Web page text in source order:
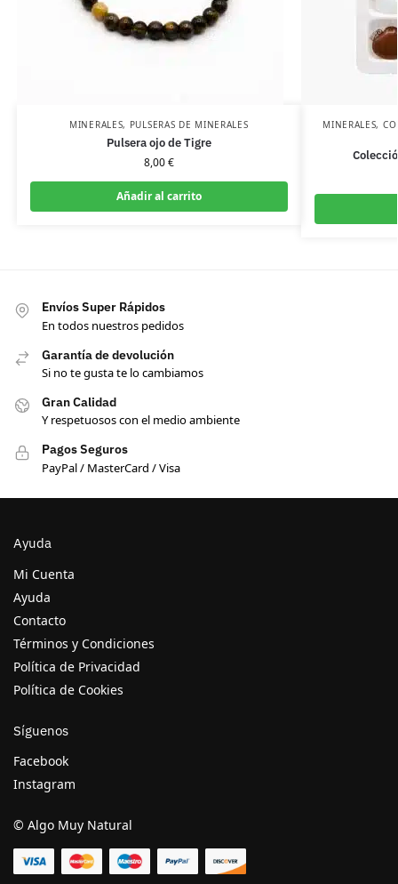
MINERALES, PULSERAS DE MINERALES
Pulsera ojo de Tigre
8,00€
Añadir al carrito
MINERALES,
Envíos Super Rápidos
En todos nuestros pedidos
Garantía de devolución
Si no te gusta te lo cambiamos
Gran Calidad
Y respetuosos con el medio ambiente
Pagos Seguros
PayPal / MasterCard / Visa
Ayuda
Mi Cuenta
Ayuda
Contacto
Términos y Condiciones
Política de Privacidad
Política de Cookies
Síguenos
Facebook
Instagram
© Algo Muy Natural